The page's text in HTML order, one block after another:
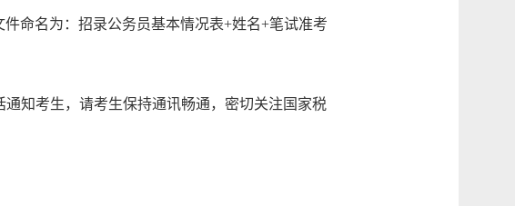
命名为：招录公务员基本情况表+姓名+笔试准考
知考生，请考生保持通讯畅通，密切关注国家税